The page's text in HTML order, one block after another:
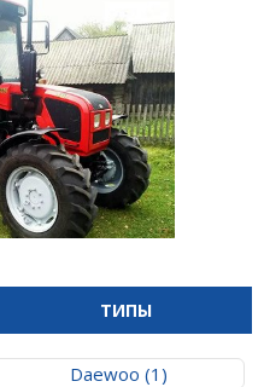
ТИПЫ
Daewoo (1)